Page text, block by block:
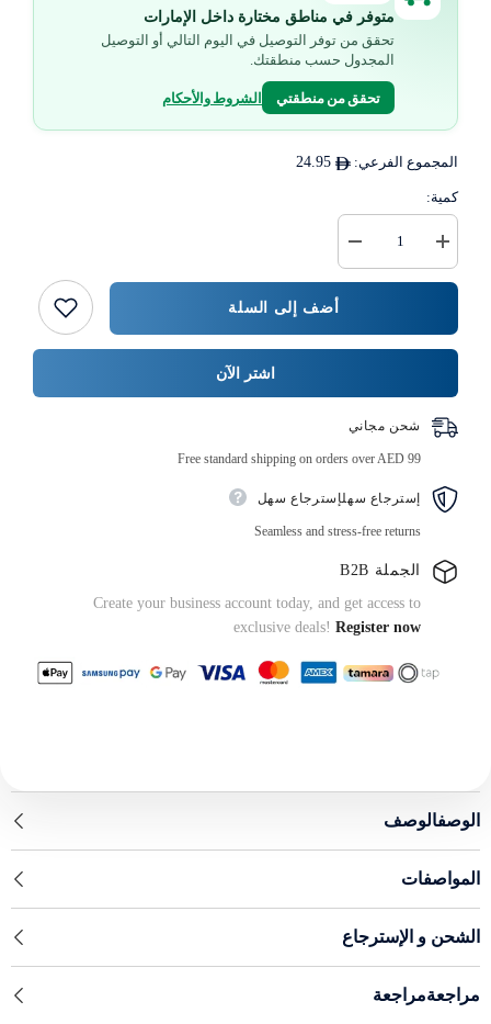
متوفر في مناطق مختارة داخل الإمارات
تحقق من توفر التوصيل في اليوم التالي أو التوصيل
المجدول حسب منطقتك.
تحقق من منطقتي الشروط والأحكام
المجموع الفرعي: 24.95
كمية:
كمية
{{
المنتج
زيادة
كمية
رول
الامارات
250
أضف إلى السلة
اشتر الآن
شحن مجاني
Free standard shipping on orders over AED 99
إسترجاع سهلإسترجاع سهل
Seamless and stress-free returns
الجملة B2B
Create your business account today, and get access to
exclusive deals! Register now
الوصفالوصف
المواصفات
الشحن و الإسترجاع
مراجعةمراجعة